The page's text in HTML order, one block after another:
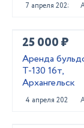
7 апреля 2025
25 000 ₽
Аренда
Т-130 16т,
Архангельск
4 апреля 2025